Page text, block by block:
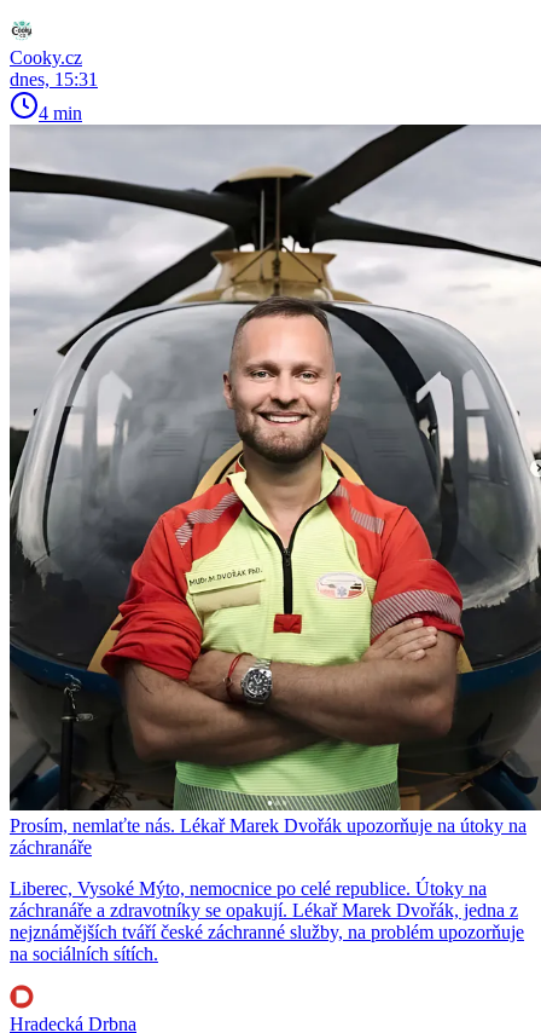
Cooky.cz
dnes, 15:31
4 min
Prosím, nemlaťte nás. Lékař Marek Dvořák upozorňuje na útoky na
záchranáře
Liberec, Vysoké Mýto, nemocnice po celé republice. Útoky na
záchranáře a zdravotníky se opakují. Lékař Marek Dvořák, jedna z
nejznámějších tváří české záchranné služby, na problém upozorňuje
na sociálních sítích.
Hradecká Drbna